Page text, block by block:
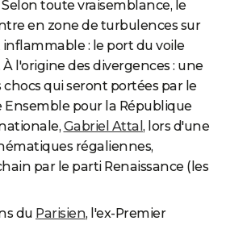
Selon toute vraisemblance, le
en zone de turbulences sur
: le port du voile
l'origine des divergences : une
qui seront portées par le
pour la République
Gabriel Attal , lors d'une
régaliennes,
par le parti Renaissance (les
du Parisien, l'ex-Premier